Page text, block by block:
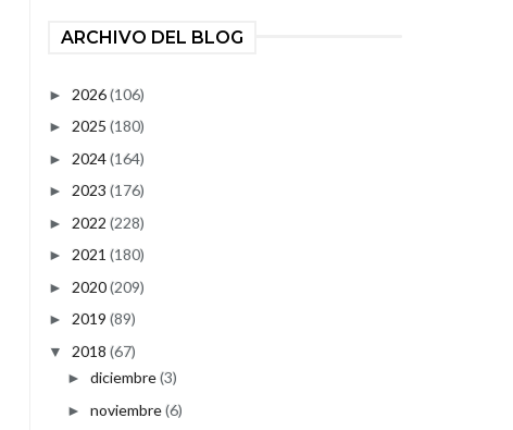
ARCHIVO DEL BLOG
► 2026(106)
► 2025 (180)
► 2024(164)
► 2023 (176)
► 2022 (228)
► 2021 (180)
► 2020(209)
► 2019 (89)
▼ 2018 (67)
► diciembre(3)
► noviembre(6)